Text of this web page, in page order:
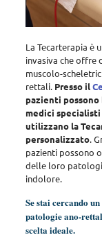
La Tecarterapia è
invasiva che offre
muscolo-
rettali. Presso il
pazienti
medici
utilizzano la
personalizzato.
pazienti possono
delle loro
indolore.
Se stai cercando
patologie ano-
scelta ideale.